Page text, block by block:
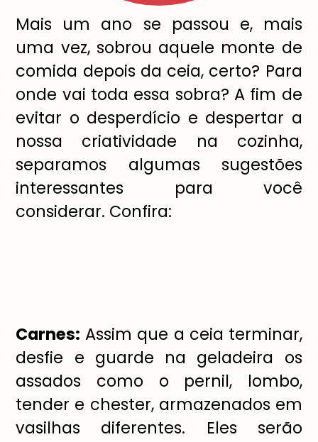
Mais um ano se passou e, mais
uma vez, sobrou aquele monte de
comida depois da ceia, certo? Para
onde vai toda essa sobra? A fim de
evitar o desperdício e despertar a
nossa criatividade na cozinha,
separamos algumas sugestões
interessantes para você
considerar. Confira:
Carnes: Assim que a ceia terminar,
desfie e guarde na geladeira os
assados como o pernil, lombo,
tender e chester, armazenados em
vasilhas diferentes. Eles serão